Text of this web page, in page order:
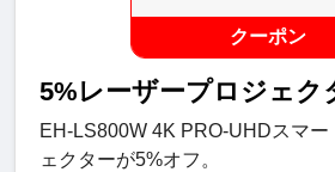
クーポン
5%レーザープロジェク
EH-LS800W 4K PRO-UHDスマー
ェクターが5%オフ。